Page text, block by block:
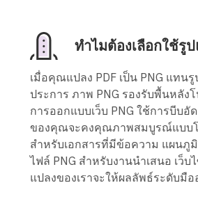
ทำไมต้องเลือกใช้รู
เมื่อคุณแปลง PDF เป็น PNG แท
ประการ ภาพ PNG รองรับพื้นหลัง
การออกแบบเว็บ PNG ใช้การบีบ
ของคุณจะคงคุณภาพสมบูรณ์แบบโ
สำหรับเอกสารที่มีข้อความ แผน
ไฟล์ PNG สำหรับงานนำเสนอ เว็
แปลงของเราจะให้ผลลัพธ์ระดับมื